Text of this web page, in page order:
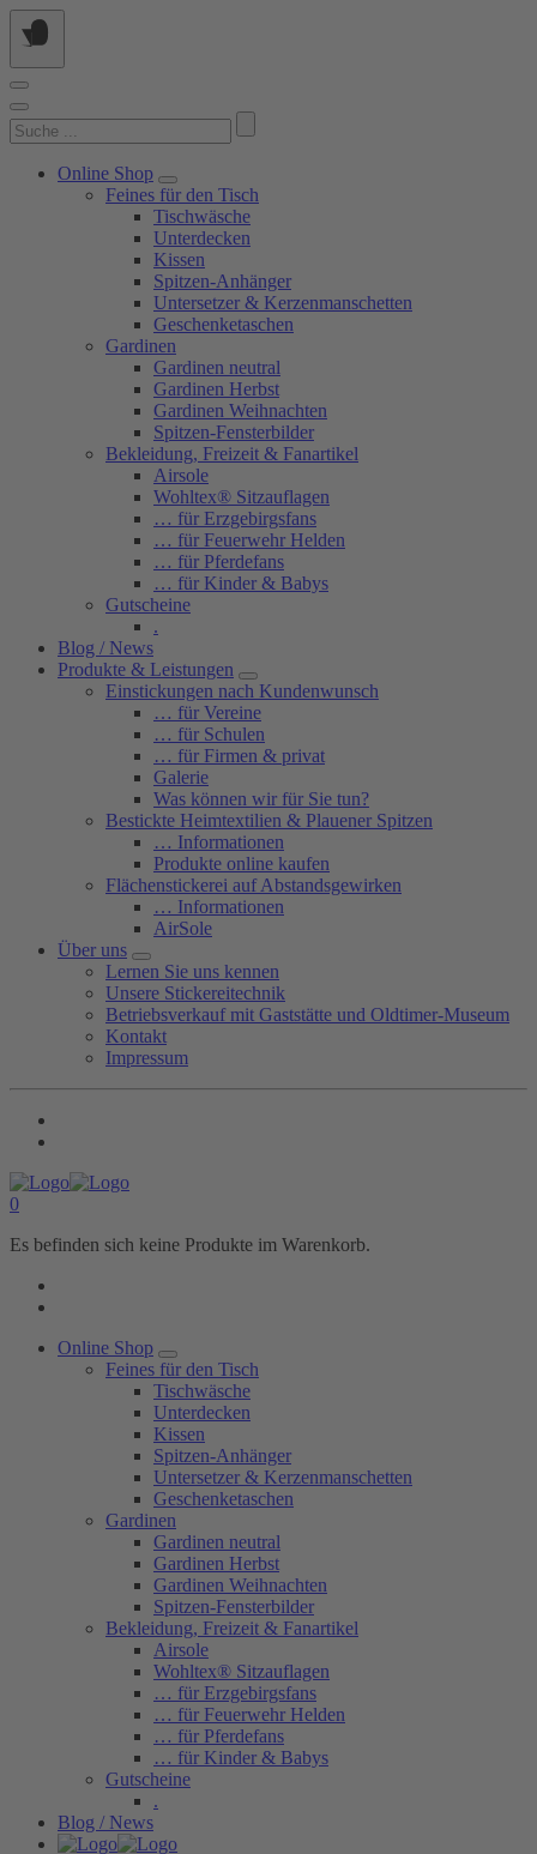
Springe
zum
Suchen
nach:
Online Shop
Feines für den Tisch
Tischwäsche
Unterdecken
Kissen
Spitzen-Anhänger
Untersetzer & Kerzenmanschetten
Geschenketaschen
Gardinen
Gardinen neutral
Gardinen Herbst
Gardinen Weihnachten
Spitzen-Fensterbilder
Bekleidung, Freizeit & Fanartikel
Airsole
Wohltex® Sitzauflagen
… für Erzgebirgsfans
… für Feuerwehr Helden
… für Pferdefans
… für Kinder & Babys
Gutscheine
.
Blog / News
Produkte & Leistungen
Einstickungen nach Kundenwunsch
… für Vereine
… für Schulen
… für Firmen & privat
Galerie
Was können wir für Sie tun?
Bestickte Heimtextilien & Plauener Spitzen
… Informationen
Produkte online kaufen
Flächenstickerei auf Abstandsgewirken
… Informationen
AirSole
Über uns
Lernen Sie uns kennen
Unsere Stickereitechnik
Betriebsverkauf mit Gaststätte und Oldtimer-Museum
Kontakt
Impressum
0
Es befinden sich keine Produkte im Warenkorb.
Online Shop
Feines für den Tisch
Tischwäsche
Unterdecken
Kissen
Spitzen-Anhänger
Untersetzer & Kerzenmanschetten
Geschenketaschen
Gardinen
Gardinen neutral
Gardinen Herbst
Gardinen Weihnachten
Spitzen-Fensterbilder
Bekleidung, Freizeit & Fanartikel
Airsole
Wohltex® Sitzauflagen
… für Erzgebirgsfans
… für Feuerwehr Helden
… für Pferdefans
… für Kinder & Babys
Gutscheine
.
Blog / News